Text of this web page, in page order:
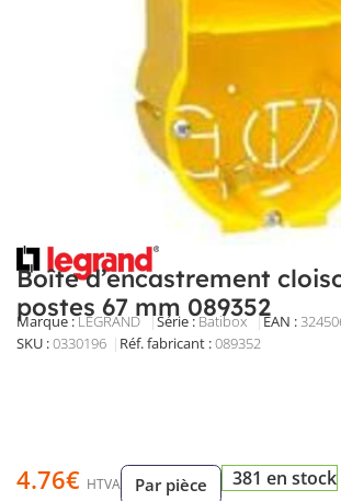
Boîte d’encastrement
postes 67 mm 089352
Marque :LEGRAND Série :Batibox EAN :
SKU :0330196 Réf. fabricant :089352
4.76€ HTVA Par pièce
381 en stock